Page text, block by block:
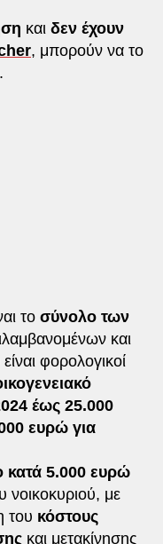
και δεν έχουν
, μπορούν να το
το σύνολο των
και
φορολογικοί
έως 25.000
ευρώ για
5.000 ευρώ
νοικοκυριού, με
του κόστους
και μετακίνησης